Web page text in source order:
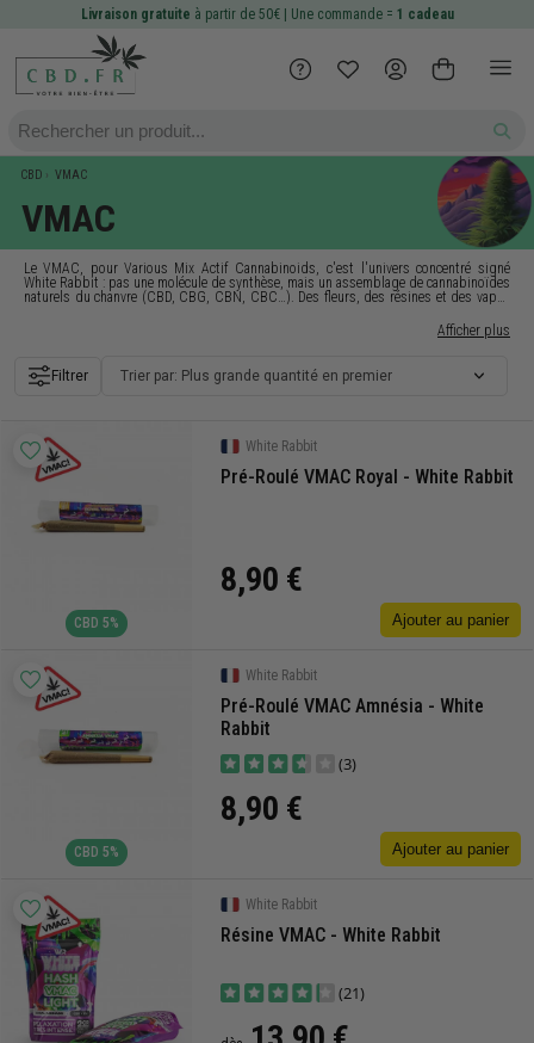
Livraison gratuite à partir de 50€ | Une commande = 1 cadeau
CBD VMAC
VMAC
Le VMAC, pour Various Mix Actif Cannabinoids, c'est l'univers concentré signé
White Rabbit : pas une molécule de synthèse, mais un assemblage de cannabinoïdes
naturels du chanvre (CBD, CBG, CBN, CBC…). Des fleurs, des résines et des vapes
THC sous 0,3 %. Ce qu'on met en avant, c'est la composition et le taux, pas des
Afficher plus
Filtrer Trier par: Plus grande quantité en premier
CBD 5%
White Rabbit
Pré-Roulé VMAC Royal - White Rabbit
8,90 €
Ajouter au panier
CBD 5%
White Rabbit
Pré-Roulé VMAC Amnésia - White
Rabbit
(3)
8,90 €
Ajouter au panier
White Rabbit
Résine VMAC - White Rabbit
(21)